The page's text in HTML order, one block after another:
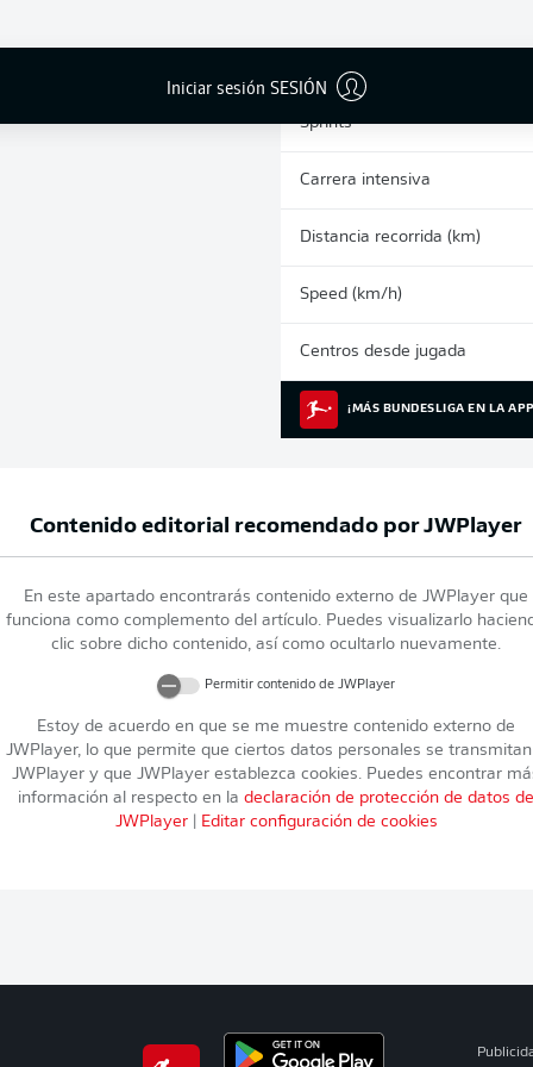
Iniciar sesión SESIÓN
Sprints
Carrera intensiva
Distancia recorrida (km)
Speed (km/h)
Centros desde jugada
¡MÁS BUNDESLIGA EN LA
Contenido editorial recomendado porJWPlayer
En este apartado encontrarás contenido externo de JWPlayer que
funciona como complemento del artículo. Puedes visualizarlo
clic sobre dicho contenido, así como ocultarlo nuevamente.
Permitir contenido de JWPlayer
Estoy de acuerdo en que se me muestre contenido externo de
JWPlayer, lo que permite que ciertos datos personales se
JWPlayer y que JWPlayer establezca cookies. Puedes encontrar
información al respecto en la declaración de protección de datos de
JWPlayer| Editar configuración de cookies